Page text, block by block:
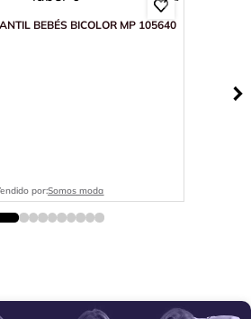
BEBÉS BICOLOR MP 105640
por:Somos moda